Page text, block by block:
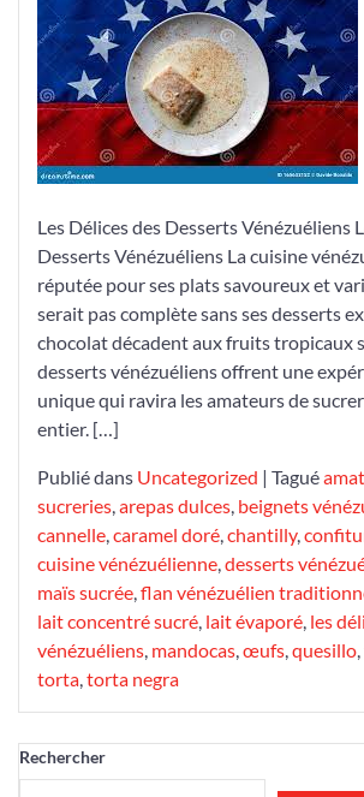
Découvrez
les
Délices
des
Desserts
Vénézuéliens
Les Délices des Desserts Vénézuéliens
Desserts Vénézuéliens La cuisine
réputée pour ses plats savoureux et
serait pas complète sans ses desserts
chocolat décadent aux fruits tropicaux
desserts vénézuéliens offrent une
unique qui ravira les amateurs de
entier. […]
Publié dans Uncategorized | Tagué
sucreries arepas dulces beignets
cannelle caramel doré chantilly,
cuisine vénézuélienne desserts
maïs sucrée flan vénézuélien
lait concentré sucré lait évaporé les
vénézuéliens mandocas œufs quesillo
torta torta negra
Rechercher